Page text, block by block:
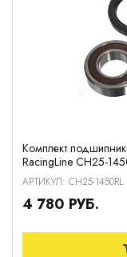
Комплект
RacingLine CH25-
АРТИКУЛ: CH25-1450RL
4 780 РУБ.